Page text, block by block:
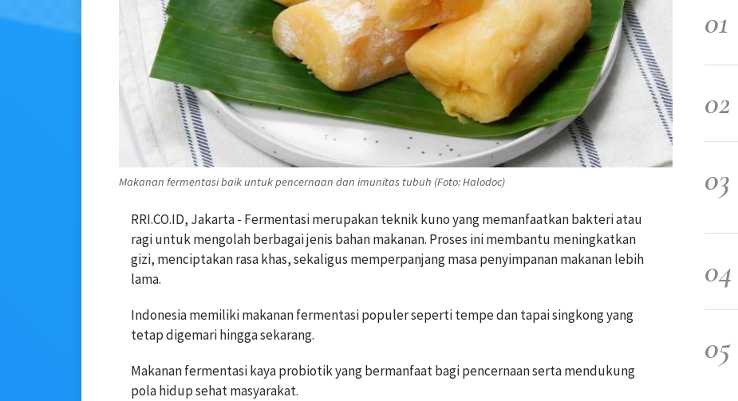
Makanan fermentasi baik untuk pencernaan dan imunitas tubuh (Foto: Halodoc)
RRI.CO.ID, Jakarta - Fermentasi merupakan teknik kuno yang memanfaatkan bakteri atau
ragi untuk mengolah berbagai jenis bahan makanan. Proses ini membantu meningkatkan
gizi, menciptakan rasa khas, sekaligus memperpanjang masa penyimpanan makanan lebih
lama.
Indonesia memiliki makanan fermentasi populer seperti tempe dan tapai singkong yang
tetap digemari hingga sekarang.
Makanan fermentasi kaya probiotik yang bermanfaat bagi pencernaan serta mendukung
pola hidup sehat masyarakat.
01
02
03
04
05